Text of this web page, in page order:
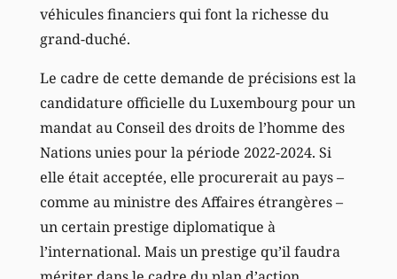
véhicules financiers qui font la richesse du
grand-duché.
Le cadre de cette demande de précisions est la
candidature officielle du Luxembourg pour un
mandat au Conseil des droits de l’homme des
Nations unies pour la période 2022-2024. Si
elle était acceptée, elle procurerait au pays –
comme au ministre des Affaires étrangères –
un certain prestige diplomatique à
l’international. Mais un prestige qu’il faudra